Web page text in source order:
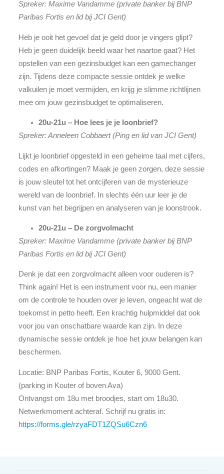
Spreker: Maxime Vandamme (private banker bij BNP
Paribas Fortis en lid bij JCI Gent)
Heb je ooit het gevoel dat je geld door je vingers glipt?
Heb je geen duidelijk beeld waar het naartoe gaat? Het
opstellen van een gezinsbudget kan een gamechanger
zijn. Tijdens deze compacte sessie ontdek je welke
valkuilen je moet vermijden, en krijg je slimme richtlijnen
mee om jouw gezinsbudget te optimaliseren.
20u-21u – Hoe lees je je loonbrief?
Spreker: Anneleen Cobbaert (Ping en lid van JCI Gent)
Lijkt je loonbrief opgesteld in een geheime taal met cijfers,
codes en afkortingen? Maak je geen zorgen, deze sessie
is jouw sleutel tot het ontcijferen van de mysterieuze
wereld van de loonbrief. In slechts één uur leer je de
kunst van het begrijpen en analyseren van je loonstrook.
20u-21u – De zorgvolmacht
Spreker: Maxime Vandamme (private banker bij BNP
Paribas Fortis en lid bij JCI Gent)
Denk je dat een zorgvolmacht alleen voor ouderen is?
Think again! Het is een instrument voor nu, een manier
om de controle te houden over je leven, ongeacht wat de
toekomst in petto heeft. Een krachtig hulpmiddel dat ook
voor jou van onschatbare waarde kan zijn. In deze
dynamische sessie ontdek je hoe het jouw belangen kan
beschermen.
Locatie: BNP Paribas Fortis, Kouter 6, 9000 Gent.
(parking in Kouter of boven Ava)
Ontvangst om 18u met broodjes, start om 18u30.
Netwerkmoment achteraf. Schrijf nu gratis in:
https://forms.gle/rzyaFDT1ZQSu6Czn6